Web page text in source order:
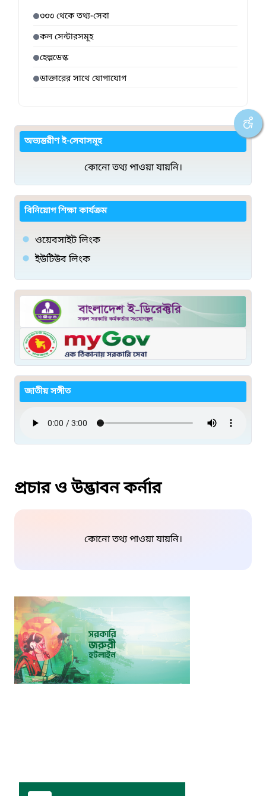
৩৩৩ থেকে তথ্য-সেবা
কল সেন্টারসমূহ
হেল্পডেস্ক
ডাক্তারের সাথে যোগাযোগ
অভ্যন্তরীণ ই-সেবাসমূহ
কোনো তথ্য পাওয়া যায়নি।
বিনিয়োগ শিক্ষা কার্যক্রম
ওয়েবসাইট লিংক
ইউটিউব লিংক
জাতীয় সঙ্গীত
প্রচার ও উদ্ভাবন কর্নার
কোনো তথ্য পাওয়া যায়নি।